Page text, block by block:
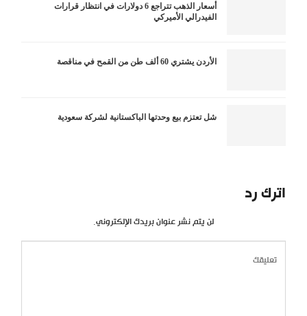
أسعار الذهب تتراجع 6 دولارات في انتظار قرارات
الفيدرالي الأميركي
الأردن يشتري 60 ألف طن من القمح في مناقصة
شل تعتزم بيع وحدتها الباكستانية لشركة سعودية
اترك رد
لن يتم نشر عنوان بريدك الإلكتروني.